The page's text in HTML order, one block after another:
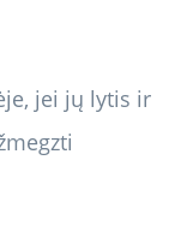
jei jų lytis ir